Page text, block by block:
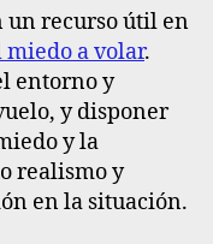
un recurso útil en
a volar.
entorno y
y disponer
y la
realismo y
en la situación.